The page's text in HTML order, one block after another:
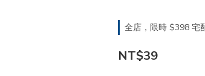
全店，限時 $398 宅
NT$39